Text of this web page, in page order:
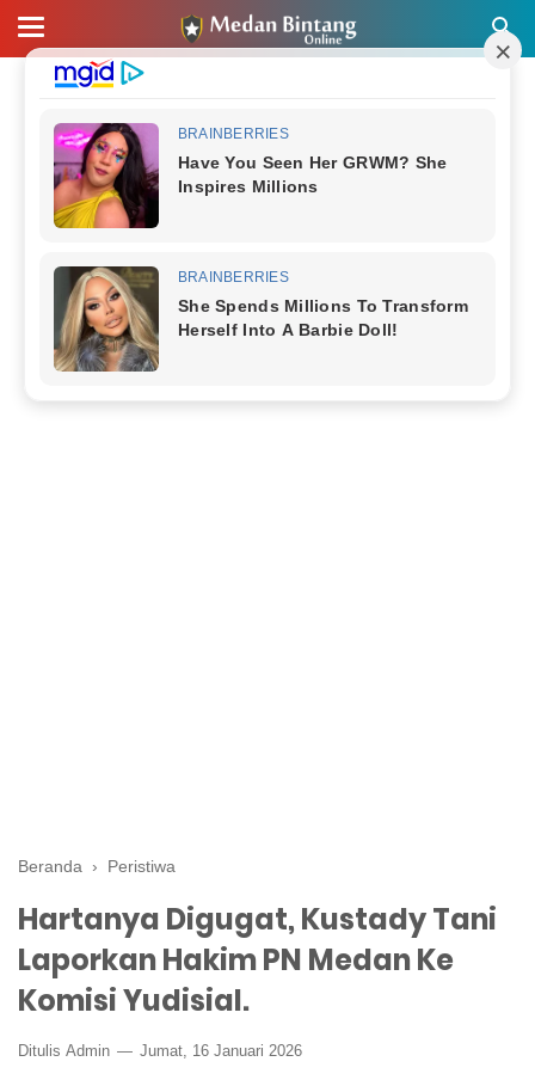
Beranda › Peristiwa
Hartanya Digugat, Kustady Tani
Laporkan Hakim PN Medan Ke
Komisi Yudisial.
Ditulis Admin Jumat, 16 Januari 2026